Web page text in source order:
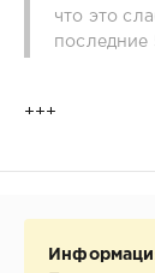
что это
последние
+++